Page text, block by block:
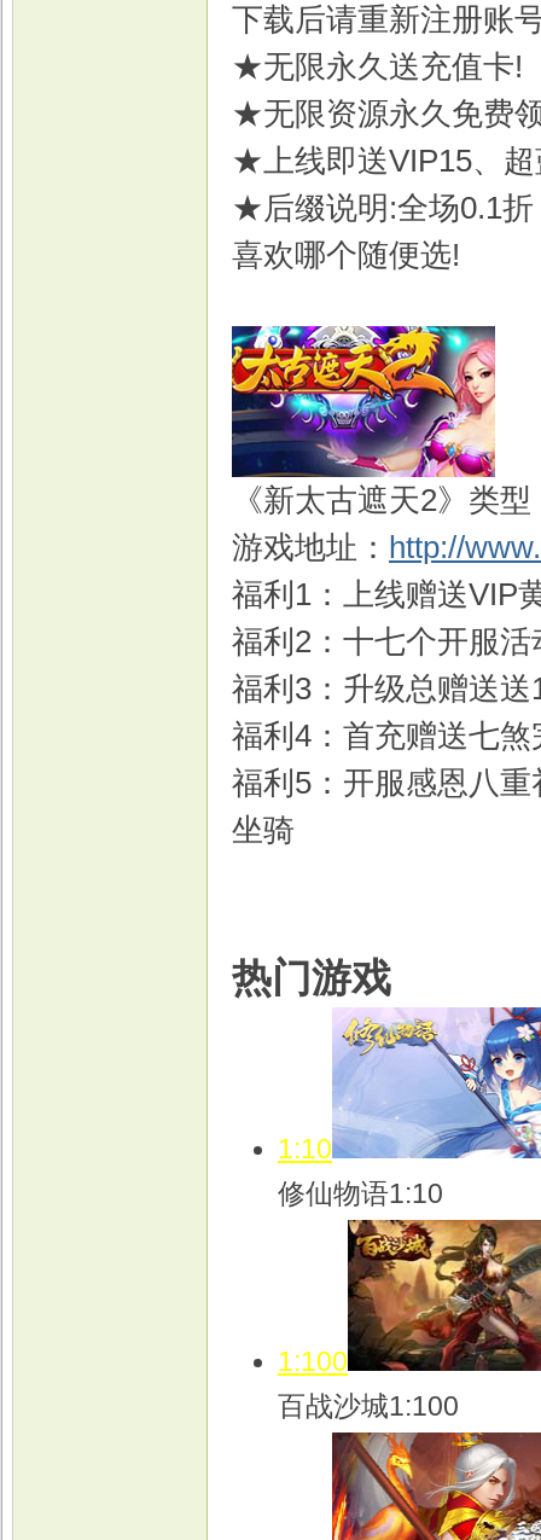
下载后请重新注册账
★无限永久送充值卡!
★无限资源永久免费
★上线即送VIP15、
★后缀说明:全场0.1折
喜欢哪个随便选!
《新太古遮天2》类
游戏地址： http://
福利1：上线赠送VIP
福利2：十七个开服
福利3：升级总赠送
福利4：首充赠送七
福利5：开服感恩八
坐骑
热门游戏
1:10
修仙物语1:10
1:100
百战沙城1:100